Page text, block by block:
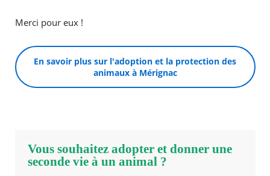
Merci pour eux !
En savoir plus sur l'adoption et la protection des
animaux à Mérignac
Vous souhaitez adopter et donner une
seconde vie à un animal ?